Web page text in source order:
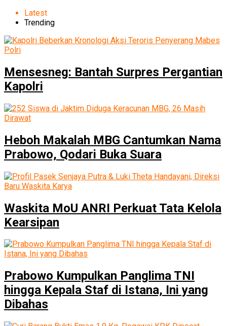
Latest
Trending
Mensesneg: Bantah Surpres Pergantian
Kapolri
Heboh Makalah MBG Cantumkan Nama
Prabowo, Qodari Buka Suara
Waskita MoU ANRI Perkuat Tata Kelola
Kearsipan
Prabowo Kumpulkan Panglima TNI
hingga Kepala Staf di Istana, Ini yang
Dibahas